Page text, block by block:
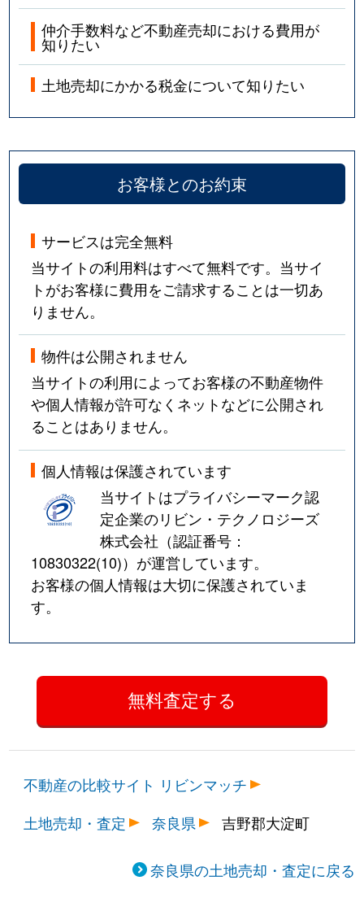
仲介手数料など不動産売却における費用が
知りたい
土地売却にかかる税金について知りたい
お客様とのお約束
サービスは完全無料
当サイトの利用料はすべて無料です。当サイ
トがお客様に費用をご請求することは一切あ
りません。
物件は公開されません
当サイトの利用によってお客様の不動産物件
や個人情報が許可なくネットなどに公開され
ることはありません。
個人情報は保護されています
当サイトはプライバシーマーク認
定企業のリビン・テクノロジーズ
株式会社（認証番号：
10830322(10)）が運営しています。
お客様の個人情報は大切に保護されていま
す。
不動産の比較サイト リビンマッチ
土地売却・査定
奈良県 吉野郡大淀町
奈良県の土地売却・査定に戻る